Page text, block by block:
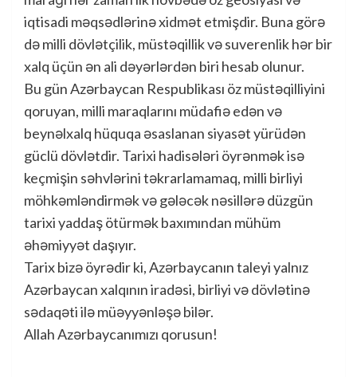
iqtisadi məqsədlərinə xidmət etmişdir. Buna görə
də milli dövlətçilik, müstəqillik və suverenlik hər bir
xalq üçün ən ali dəyərlərdən biri hesab olunur.
Bu gün Azərbaycan Respublikası öz müstəqilliyini
qoruyan, milli maraqlarını müdafiə edən və
beynəlxalq hüquqa əsaslanan siyasət yürüdən
güclü dövlətdir. Tarixi hadisələri öyrənmək isə
keçmişin səhvlərini təkrarlamamaq, milli birliyi
möhkəmləndirmək və gələcək nəsillərə düzgün
tarixi yaddaş ötürmək baxımından mühüm
əhəmiyyət daşıyır.
Tarix bizə öyrədir ki, Azərbaycanın taleyi yalnız
Azərbaycan xalqının iradəsi, birliyi və dövlətinə
sədaqəti ilə müəyyənləşə bilər.
Allah Azərbaycanımızı qorusun!